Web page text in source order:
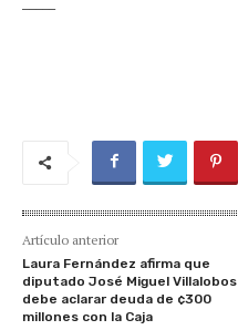
Artículo anterior
Laura Fernández afirma que
diputado José Miguel Villalobos
debe aclarar deuda de ¢300
millones con la Caja